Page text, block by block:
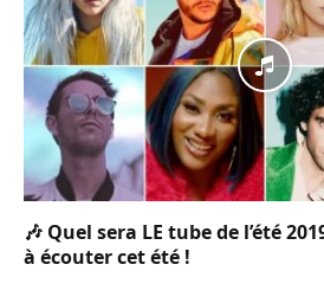
🎶 Quel sera LE tube de l’été
à écouter cet été !